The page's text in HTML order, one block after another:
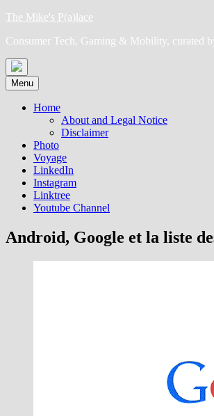
Skip
content
The Mike's P(a)lace
Consumer Tech, Gaming & Mobility, curated
Menu
Home
About and Legal Notice
Disclaimer
Photo
Voyage
LinkedIn
Instagram
Linktree
Youtube Channel
Android, Google et la liste